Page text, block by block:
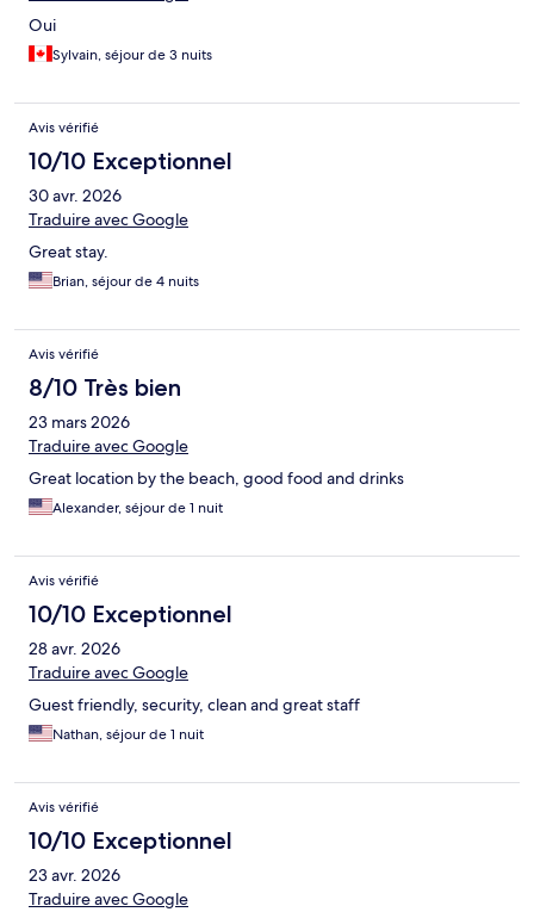
Oui
Sylvain, séjour de 3 nuits
Avis vérifié
10/10 Exceptionnel
30 avr. 2026
Traduire avec Google
Great stay.
Brian, séjour de 4 nuits
Avis vérifié
8/10 Très bien
23 mars 2026
Traduire avec Google
Great location by the beach, good food and drinks
Alexander, séjour de 1 nuit
Avis vérifié
10/10 Exceptionnel
28 avr. 2026
Traduire avec Google
Guest friendly, security, clean and great staff
Nathan, séjour de 1 nuit
Avis vérifié
10/10 Exceptionnel
23 avr. 2026
Traduire avec Google